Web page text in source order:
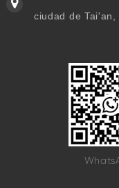
ciudad de